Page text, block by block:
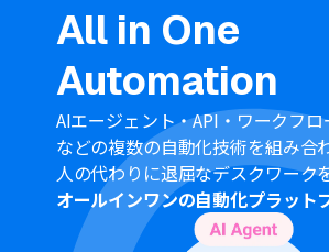
OCR機能では、読み取りたいテキス
PDFファイルに合わせて任意で設定す
ロンプトや、使用するモデルなどを
Google ドキュメントでは、要約結果
ントのIDや、追加するテキストの内
ください。
■注意事項
Google Drive、ChatGPT、Google
ぞれとYoomを連携してください。
All in One
Automation
AIエージェント・API・ワークフロ
などの複数の自動化技術を組み合
人の代わりに退屈なデスクワーク
オールインワンの自動化プラット